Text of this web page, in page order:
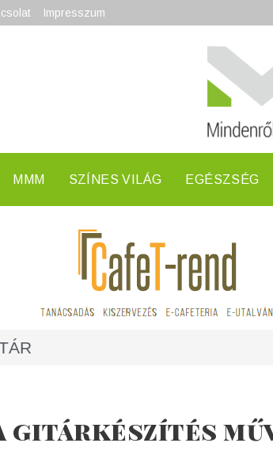
Impresszum
MMM SZÍNES VILÁG EGÉSZSÉG
gitárkészítés